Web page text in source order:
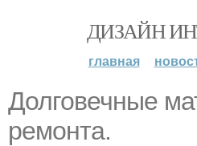
ДИЗАЙН
главная
Долговечные
ремонта.